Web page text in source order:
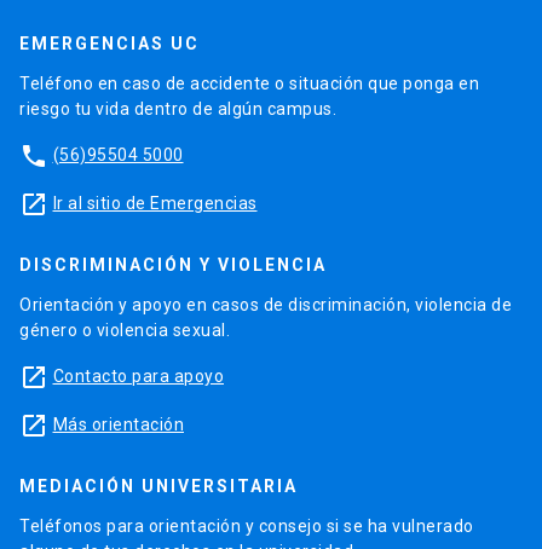
EMERGENCIAS UC
Teléfono en caso de accidente o situación que ponga en
riesgo tu vida dentro de algún campus.
phone (56)95504 5000
launch Ir al sitio de Emergencias
DISCRIMINACIÓN Y VIOLENCIA
Orientación y apoyo en casos de discriminación, violencia de
género o violencia sexual.
launch Contacto para apoyo
launch Más orientación
MEDIACIÓN UNIVERSITARIA
Teléfonos para orientación y consejo si se ha vulnerado